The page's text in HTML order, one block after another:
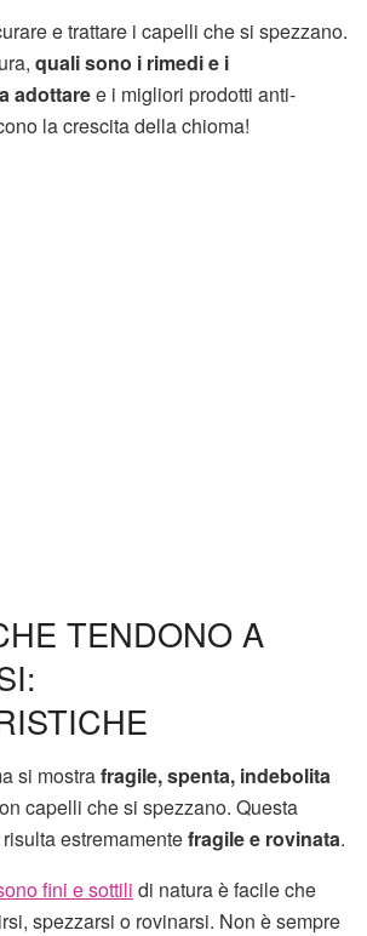
e trattare i capelli che si spezzano.
quali sono i rimedi e i
adottaree i migliori prodotti anti-
la crescita della chioma!
TENDONO A
si mostrafragile, spenta, indebolita
capelli che si spezzano. Questa
estremamentefragile e rovinata.
fini e sottili di natura è facile che
spezzarsi o rovinarsi. Non è sempre